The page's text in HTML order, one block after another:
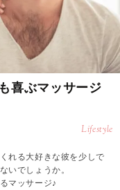
喜ぶマッサージ
Lifestyle
れる大好きな彼を少しで
いでしょうか。
マッサージ♪